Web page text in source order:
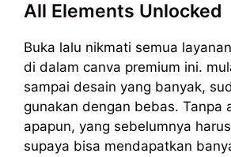
All Elements Unlocked
Buka lalu nikmati semua
di dalam canva premium ini.
sampai desain yang banyak,
gunakan dengan bebas. Tanpa
apapun, yang sebelumnya
supaya bisa mendapatkan